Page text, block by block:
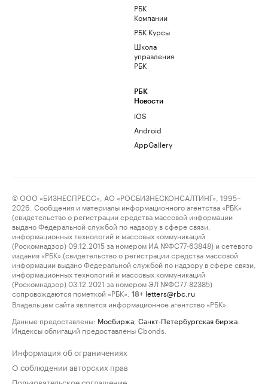
РБК
Компании
РБК Курсы
Школа
управления
РБК
РБК
Новости
iOS
Android
AppGallery
© ООО «БИЗНЕСПРЕСС», АО «РОСБИЗНЕСКОНСАЛТИНГ», 1995–
2026. Сообщения и материалы информационного агентства «РБК»
(свидетельство о регистрации средства массовой информации
выдано Федеральной службой по надзору в сфере связи,
информационных технологий и массовых коммуникаций
(Роскомнадзор) 09.12.2015 за номером ИА №ФС77-63848) и сетевого
издания «РБК» (свидетельство о регистрации средства массовой
информации выдано Федеральной службой по надзору в сфере связи,
информационных технологий и массовых коммуникаций
(Роскомнадзор) 03.12.2021 за номером ЭЛ №ФС77-82385)
сопровождаются пометкой «РБК».
18+ letters@rbc.ru
Владельцем сайта является информационное агентство «РБК».
Данные предоставлены: Мосбиржа Санкт-Петербургская биржа
Индексы облигаций предоставлены Cbonds.
Информация об ограничениях
О соблюдении авторских прав